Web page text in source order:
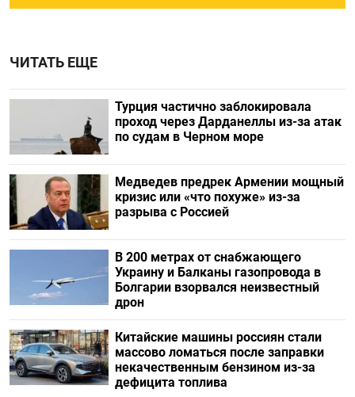
ЧИТАТЬ ЕЩЕ
Турция частично заблокировала
проход через Дарданеллы из-за атак
по судам в Черном море
Медведев предрек Армении мощный
кризис или «что похуже» из-за
разрыва с Россией
В 200 метрах от снабжающего
Украину и Балканы газопровода в
Болгарии взорвался неизвестный
дрон
Китайские машины россиян стали
массово ломаться после заправки
некачественным бензином из-за
дефицита топлива